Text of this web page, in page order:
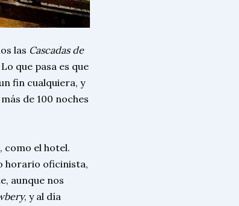
las Cascadas de
que pasa es que
fin cualquiera, y
de 100 noches
como el hotel.
horario oficinista,
aunque nos
, y al día